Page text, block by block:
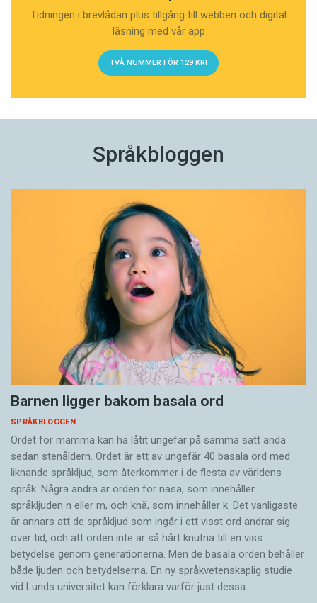
Tidningen i brevlådan plus tillgång till webben och digital
läsning med vår app
TVÅ NUMMER FÖR 129 KR!
Språkbloggen
Barnen ligger bakom basala ord
SPRÅKBLOGGEN
Ordet för mamma kan ha låtit ungefär på samma sätt ända
sedan stenåldern. Ordet är ett av ungefär 40 basala ord med
liknande språkljud, som återkommer i de flesta av världens
språk. Några andra är orden för näsa, som innehåller
språkljuden n eller m, och knä, som innehåller k. Det vanligaste
är annars att de språkljud som ingår i ett visst ord ändrar sig
över tid, och att orden inte är så hårt knutna till en viss
betydelse genom generationerna. Men de basala orden behåller
både ljuden och betydelserna. En ny språkvetenskaplig studie
vid Lunds universitet kan förklara varför just dessa…